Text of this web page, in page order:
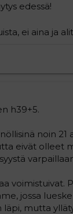
edessä!
ei aina ja
h39+5.
noin 21
eivät olleet
voimistuivat.
jossa
läpi, mutta